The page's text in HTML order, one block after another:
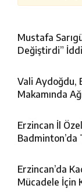
Mustafa
Değiştirdi”
Vali Aydoğdu,
Makamında
Erzincan İl
Badminton’da
Erzincan’da
Mücadele İçin